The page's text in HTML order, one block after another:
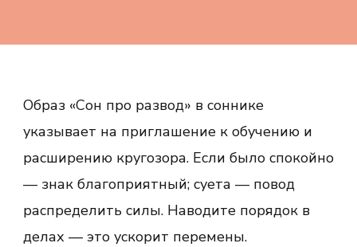
Образ «Сон про развод» в соннике
указывает на приглашение к обучению и
расширению кругозора. Если было спокойно
— знак благоприятный; суета — повод
распределить силы. Наводите порядок в
делах — это ускорит перемены.